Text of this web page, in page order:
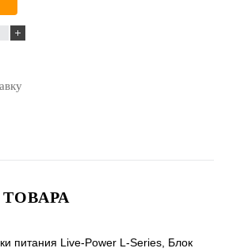
питания Live-Power L-Series, Блок